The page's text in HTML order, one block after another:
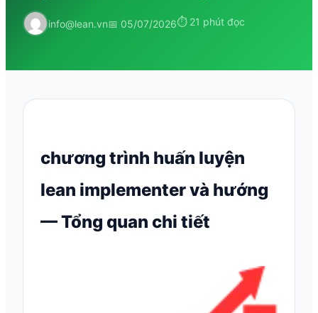
info@lean.vn📅 05/07/2026⏱ 21 phút đọc
chương trình huấn luyện
lean implementer và hướng
— Tổng quan chi tiết